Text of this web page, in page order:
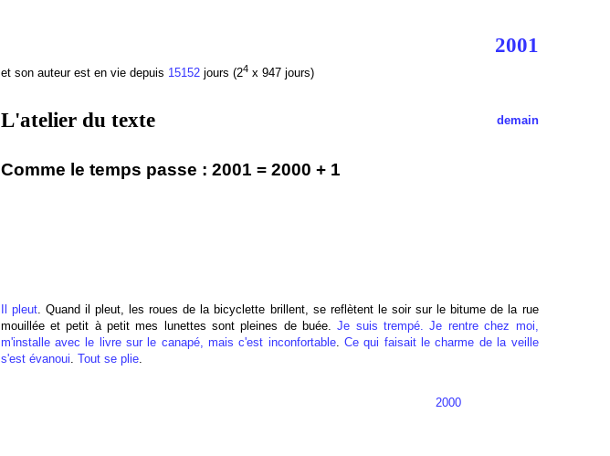
2001
et son auteur est en vie depuis 15152jours (24x 947 jours)
L'atelier du texte demain
Comme le temps passe : 2001 = 2000 + 1
Il pleut. Quand il pleut, les roues de la bicyclette brillent, se reflètent le soir sur le bitume de la rue
mouillée et petit à petit mes lunettes sont pleines de buée.Je suis trempé. Je rentre chez moi,
m'installe avec le livre sur le canapé, mais c'est inconfortable.Ce qui faisait le charme de la veille
s'est évanoui. Tout se plie.
2000